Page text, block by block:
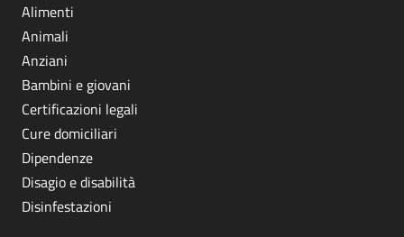
Alimenti
Animali
Anziani
Bambini e giovani
Certificazioni legali
Cure domiciliari
Dipendenze
Disagio e disabilità
Disinfestazioni